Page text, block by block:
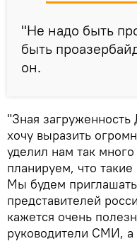
"Не надо быть
быть
он.
"Зная загруженность
хочу выразить
уделил нам так
планируем, что
Мы будем
представителей
кажется очень
руководители СМИ, а